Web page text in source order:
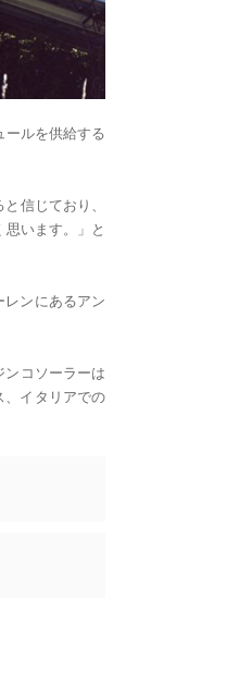
ールを供給する
信じており、
います。」と
レンにあるアン
ンコソーラーは
、イタリアでの